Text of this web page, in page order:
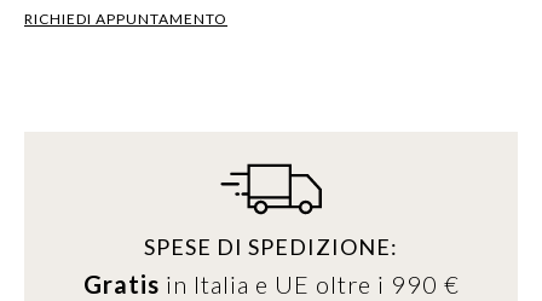
RICHIEDI APPUNTAMENTO
SPESE DI SPEDIZIONE:
Gratis in Italia e UE oltre i 990 €